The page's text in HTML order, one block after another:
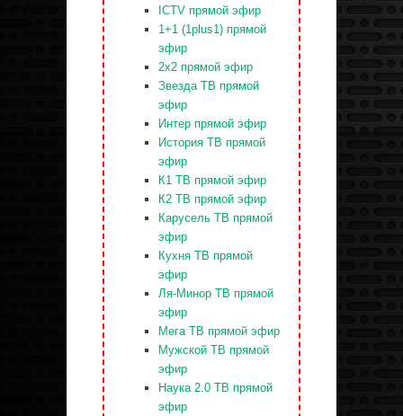
ICTV прямой эфир
1+1 (1plus1) прямой
эфир
2x2 прямой эфир
Звезда ТВ прямой
эфир
Интер прямой эфир
История ТВ прямой
эфир
К1 ТВ прямой эфир
К2 ТВ прямой эфир
Карусель ТВ прямой
эфир
Кухня ТВ прямой
эфир
Ля-Минор ТВ прямой
эфир
Мега ТВ прямой эфир
Мужской ТВ прямой
эфир
Наука 2.0 ТВ прямой
эфир